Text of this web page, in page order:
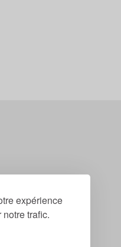
expérience
trafic.